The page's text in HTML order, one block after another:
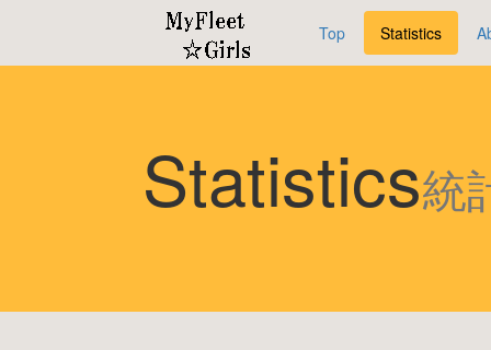
Top Statistics
Statistics統